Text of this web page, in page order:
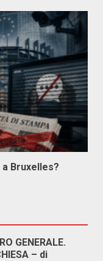
Bruxelles?
GENERALE.
– di